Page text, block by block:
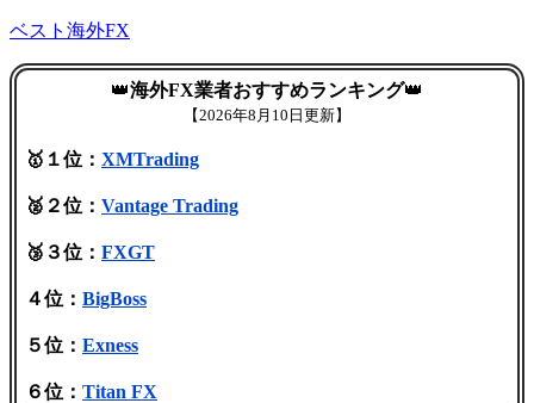
ベスト海外FX
👑海外FX業者おすすめランキング👑
【2026年8月10日更新】
🥇１位： XMTrading
🥈２位： Vantage Trading
🥉３位： FXGT
４位： BigBoss
５位： Exness
６位： Titan FX